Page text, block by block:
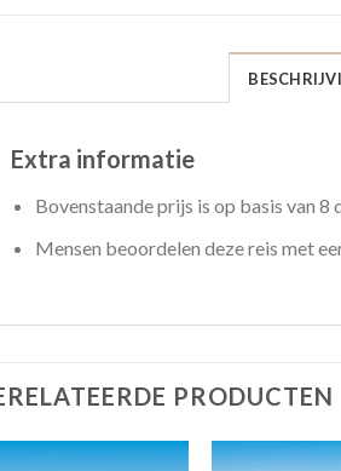
Extra informatie
Bovenstaande prijs is op basis van 8
Mensen beoordelen deze reis met
PRODUCTEN